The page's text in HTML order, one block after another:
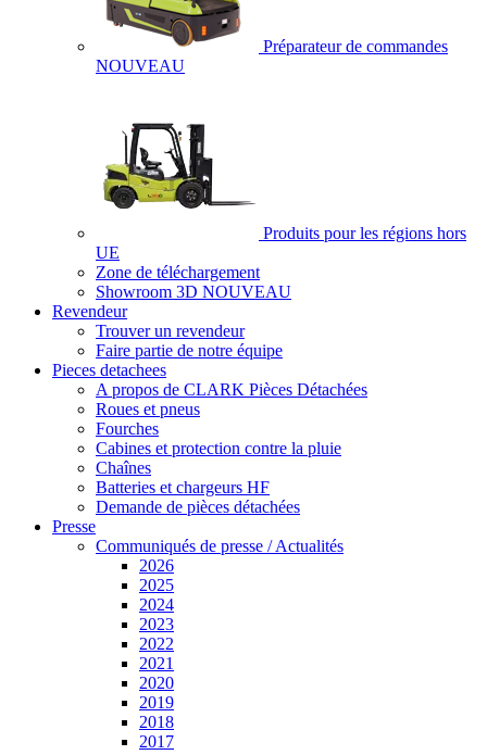
Préparateur de commandes
NOUVEAU
Produits pour les régions hors
UE
Zone de téléchargement
Showroom 3D NOUVEAU
Revendeur
Trouver un revendeur
Faire partie de notre équipe
Pieces detachees
A propos de CLARK Pièces Détachées
Roues et pneus
Fourches
Cabines et protection contre la pluie
Chaînes
Batteries et chargeurs HF
Demande de pièces détachées
Presse
Communiqués de presse / Actualités
2026
2025
2024
2023
2022
2021
2020
2019
2018
2017